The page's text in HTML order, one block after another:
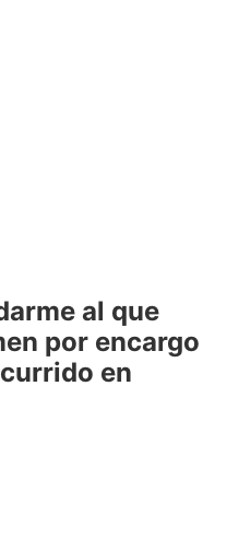
al que
por encargo
en